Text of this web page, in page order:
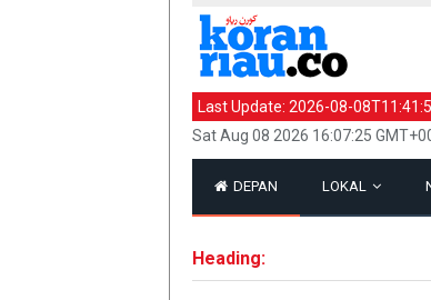
Last Update: 2026-08-
Sat Aug 08 2026 16:07:25
DEPAN LOKAL
Heading: